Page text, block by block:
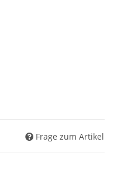
Frage zum Artikel